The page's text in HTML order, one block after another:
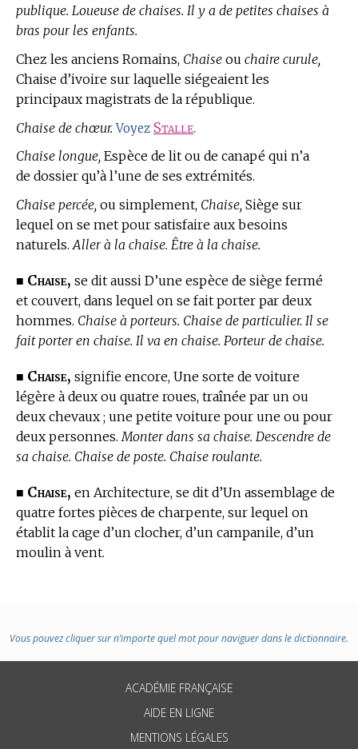
publique. Loueuse de chaises. Il y a de petites chaises à
bras pour les enfants.
Chez les anciens Romains, Chaise ou chaire curule,
Chaise d’ivoire sur laquelle siégeaient les
principaux magistrats de la république.
Chaise de chœur. Voyez Stalle.
Chaise longue, Espèce de lit ou de canapé qui n’a
de dossier qu’à l’une de ses extrémités.
Chaise percée, ou simplement, Chaise, Siège sur
lequel on se met pour satisfaire aux besoins
naturels. Aller à la chaise. Être à la chaise.
■ Chaise, se dit aussi D’une espèce de siège fermé
et couvert, dans lequel on se fait porter par deux
hommes. Chaise à porteurs. Chaise de particulier. Il se
fait porter en chaise. Il va en chaise. Porteur de chaise.
■ Chaise, signifie encore, Une sorte de voiture
légère à deux ou quatre roues, traînée par un ou
deux chevaux ; une petite voiture pour une ou pour
deux personnes. Monter dans sa chaise. Descendre de
sa chaise. Chaise de poste. Chaise roulante.
■ Chaise, en Architecture, se dit d’Un assemblage de
quatre fortes pièces de charpente, sur lequel on
établit la cage d’un clocher, d’un campanile, d’un
moulin à vent.
Vous pouvez cliquer sur n’importe quel mot pour naviguer dans le dictionnaire.
ACADÉMIE FRANÇAISE
AIDE EN LIGNE
MENTIONS LÉGALES